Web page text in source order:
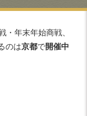
・年末年始商戦、
のは京都で開催中